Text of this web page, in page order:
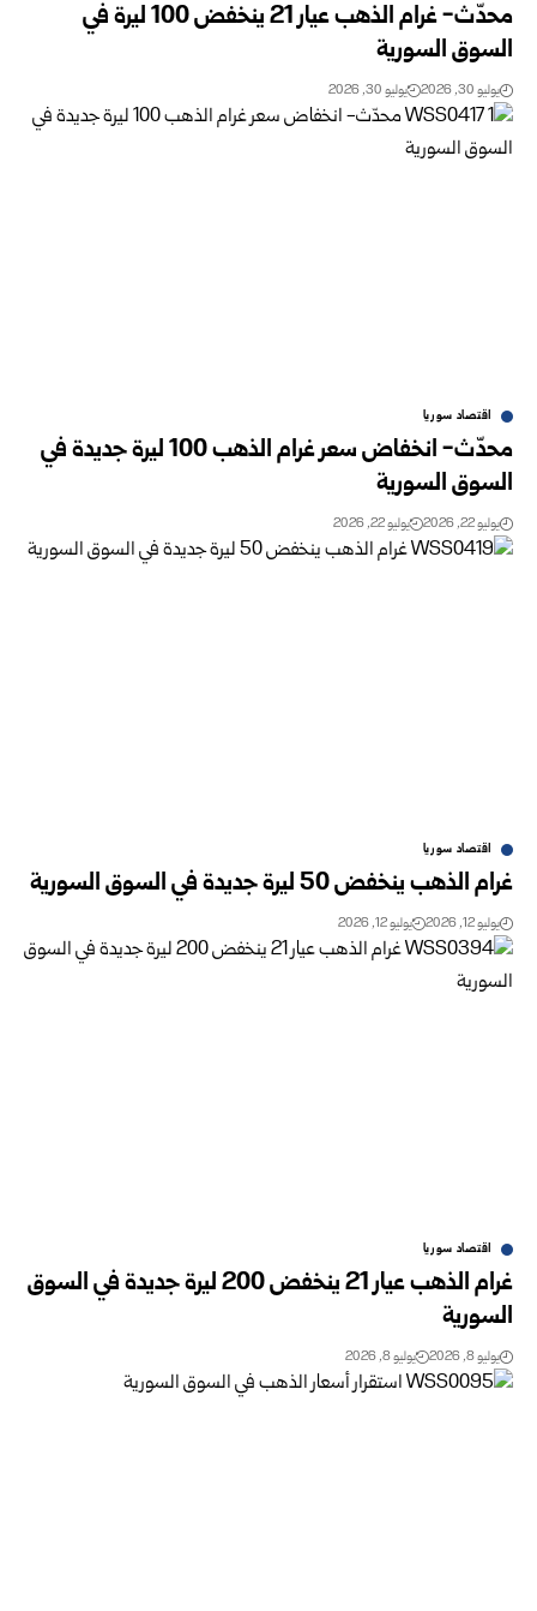
محدّث- غرام الذهب عيار 21 ينخفض 100 ليرة في
السوق السورية‎
يوليو 30, 2026 يوليو 30, 2026
اقتصاد سوريا
محدّث- انخفاض سعر غرام الذهب 100 ليرة جديدة في
السوق السورية‌‏ ‏
يوليو 22, 2026 يوليو 22, 2026
اقتصاد سوريا
غرام الذهب ينخفض 50 ليرة جديدة في السوق السورية‌
يوليو 12, 2026 يوليو 12, 2026
اقتصاد سوريا
غرام الذهب عيار 21 ينخفض 200 ليرة جديدة في السوق
السورية‎
يوليو 8, 2026 يوليو 8, 2026